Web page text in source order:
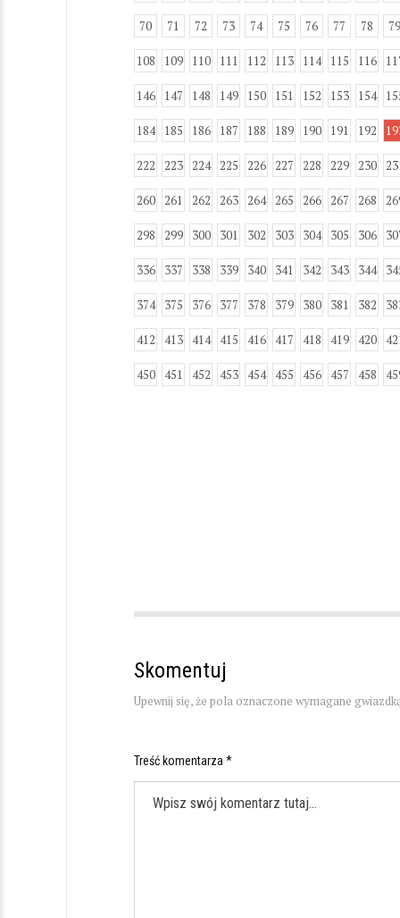
70 71 72 73 74 75 76 77 78 79
108 109 110 111 112 113 114 115 116
146 147 148 149 150 151 152 153 154
184 185 186 187 188 189 190 191 192
222 223 224 225 226 227 228 229 230
260 261 262 263 264 265 266 267 268
298 299 300 301 302 303 304 305 306
336 337 338 339 340 341 342 343 344
374 375 376 377 378 379 380 381 382
412 413 414 415 416 417 418 419 420
450 451 452 453 454 455 456 457 458
Skomentuj
Upewnij się, że pola oznaczone wymagane
Treść komentarza *